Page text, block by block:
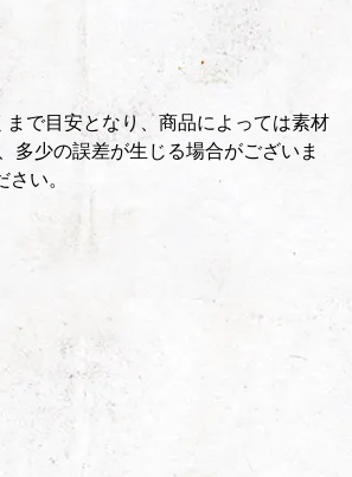
で目安となり、商品によっては素材
多少の誤差が生じる場合がございま
い。